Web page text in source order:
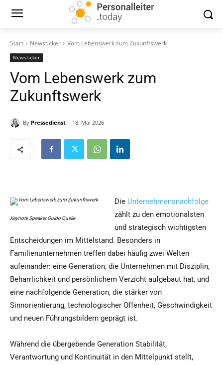
Start Newsticker Vom Lebenswerk zum Zukunftswerk
Newsticker
Vom Lebenswerk zum
Zukunftswerk
By Pressedienst 18. Mai 2026
Keynote Speaker Guido Quelle
Die Unternehmensnachfolge
zählt zu den emotionalsten
und strategisch wichtigsten
Entscheidungen im Mittelstand. Besonders in
Familienunternehmen treffen dabei häufig zwei Welten
aufeinander: eine Generation, die Unternehmen mit Disziplin,
Beharrlichkeit und persönlichem Verzicht aufgebaut hat, und
eine nachfolgende Generation, die stärker von
Sinnorientierung, technologischer Offenheit, Geschwindigkeit
und neuen Führungsbildern geprägt ist.
Während die übergebende Generation Stabilität,
Verantwortung und Kontinuität in den Mittelpunkt stellt,